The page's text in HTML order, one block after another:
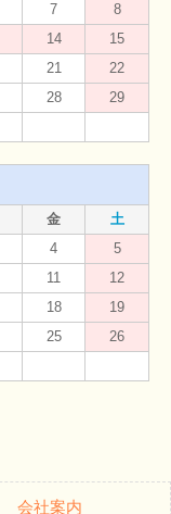
7
8
14
15
21
22
28
29
金
土
4
5
11
12
18
19
25
26
会社案内